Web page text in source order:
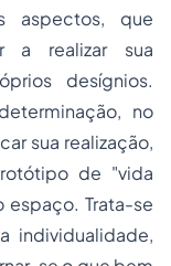
aspectos, que
a realizar sua
desígnios.
no
sua realização,
de "vida
Trata-se
individualidade,